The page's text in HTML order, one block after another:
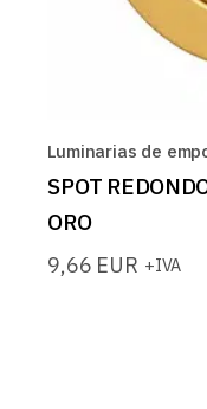
Luminarias de
SPOT
ORO
9,66 EUR +IVA